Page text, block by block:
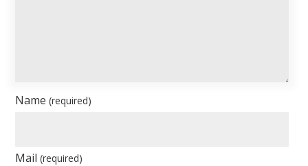
Name(required)
Mail(required)